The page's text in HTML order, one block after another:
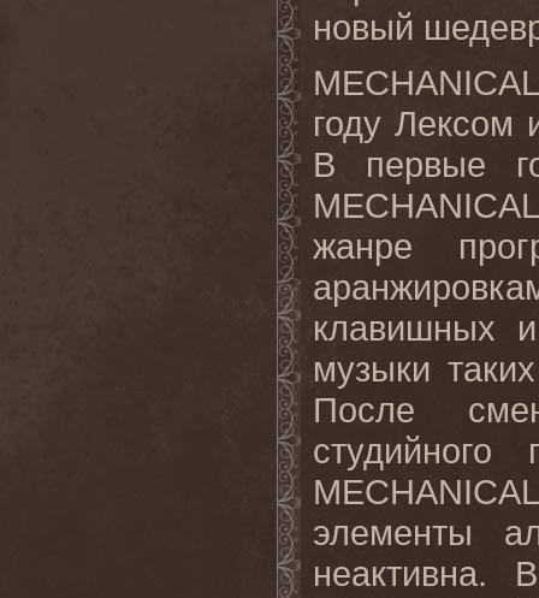
новый
году
В первые
жанре
клавишных
музыки
После
элементы
неактивна.